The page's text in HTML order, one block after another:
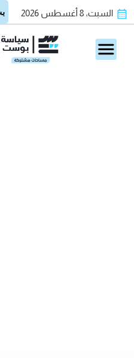
السبت، 8 أغسطس 2026